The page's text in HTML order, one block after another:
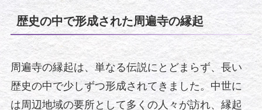
歴史の中で形成された周遍寺の縁起
周遍寺の縁起は、単なる伝説にとどまらず、長い
歴史の中で少しずつ形成されてきました。中世に
は周辺地域の要所として多くの人々が訪れ、縁起